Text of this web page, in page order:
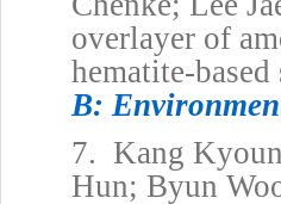
overlayer of
hematite-
B:
7. Kang
Hun; Byun